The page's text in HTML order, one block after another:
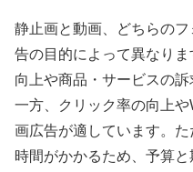
静止画と動画、どちらの
告の目的によって異なり
向上や商品・サービスの訴
一方、クリック率の向上
画広告が適しています。
時間がかかるため、予算